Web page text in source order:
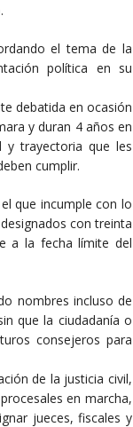
el tema de la
política en su
debatida en ocasión
y duran 4 años en
y trayectoria que les
cumplir.
que incumple con lo
con treinta
a la fecha límite del
nombres incluso de
que la ciudadanía o
consejeros para
de la justicia civil,
en marcha,
jueces, fiscales y